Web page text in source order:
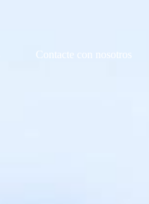
Contacte con nosotros